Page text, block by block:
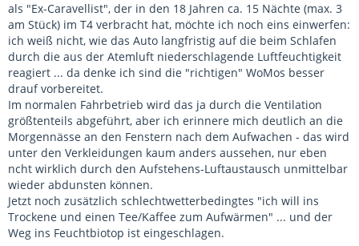
als "Ex-Caravellist", der in den 18 Jahren ca. 15 Nächte (max. 3
am Stück) im T4 verbracht hat, möchte ich noch eins einwerfen:
ich weiß nicht, wie das Auto langfristig auf die beim Schlafen
durch die aus der Atemluft niederschlagende Luftfeuchtigkeit
reagiert ... da denke ich sind die "richtigen" WoMos besser
drauf vorbereitet.
Im normalen Fahrbetrieb wird das ja durch die Ventilation
größtenteils abgeführt, aber ich erinnere mich deutlich an die
Morgennässe an den Fenstern nach dem Aufwachen - das wird
unter den Verkleidungen kaum anders aussehen, nur eben
ncht wirklich durch den Aufstehens-Luftaustausch unmittelbar
wieder abdunsten können.
Jetzt noch zusätzlich schlechtwetterbedingtes "ich will ins
Trockene und einen Tee/Kaffee zum Aufwärmen" ... und der
Weg ins Feuchtbiotop ist eingeschlagen.